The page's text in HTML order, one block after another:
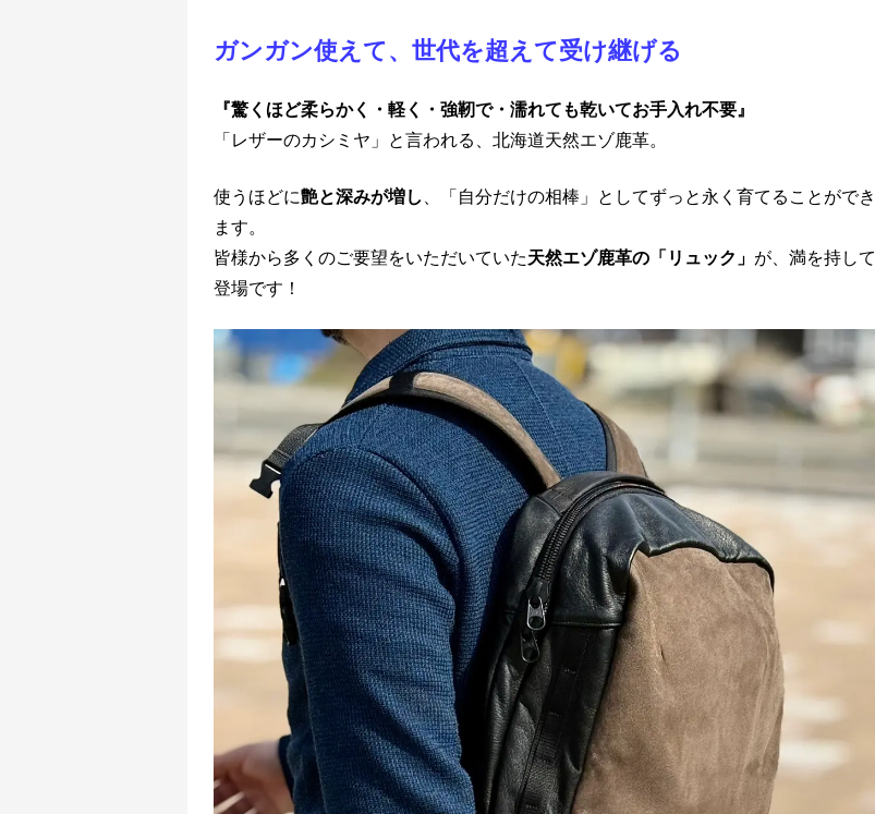
ガンガン使えて、世代を超えて受け継げる
『驚くほど柔らかく・軽く・強靭で・濡れても乾いてお手入れ不要』
「レザーのカシミヤ」と言われる、北海道天然エゾ鹿革。
使うほどに艶と深みが増し 、「自分だけの相棒」としてずっと永く育てることができ
ます。
皆様から多くのご要望をいただいていた天然エゾ鹿革の「リュック」 が、満を持して
登場です！